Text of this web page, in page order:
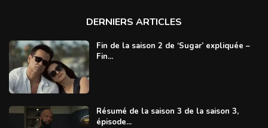
DERNIERS ARTICLES
Fin de la saison 2 de ‘Sugar’ expliquée –
Fin...
Résumé de la saison 3 de la saison 3,
épisode...